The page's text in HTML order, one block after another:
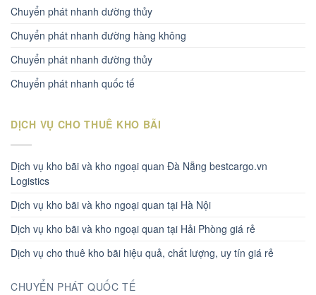
Chuyển phát nhanh dường thủy
Chuyển phát nhanh đường hàng không
Chuyển phát nhanh đường thủy
Chuyển phát nhanh quốc tế
DỊCH VỤ CHO THUÊ KHO BÃI
Dịch vụ kho bãi và kho ngoại quan Đà Nẵng bestcargo.vn
Logistics
Dịch vụ kho bãi và kho ngoại quan tại Hà Nội
Dịch vụ kho bãi và kho ngoại quan tại Hải Phòng giá rẻ
Dịch vụ cho thuê kho bãi hiệu quả, chất lượng, uy tín giá rẻ
CHUYỂN PHÁT QUỐC TẾ